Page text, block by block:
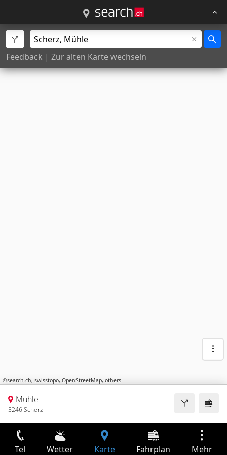
Feedback | Zur alten Karte wechseln
©search.ch, swisstopo, OpenStreetMap, others
Mühle
5246 Scherz
Tel Wetter Karte Fahrplan Mehr